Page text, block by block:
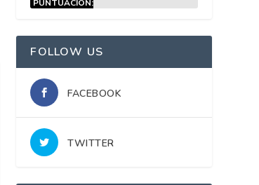
PUNTUACIÓN:
FOLLOW US
FACEBOOK
TWITTER